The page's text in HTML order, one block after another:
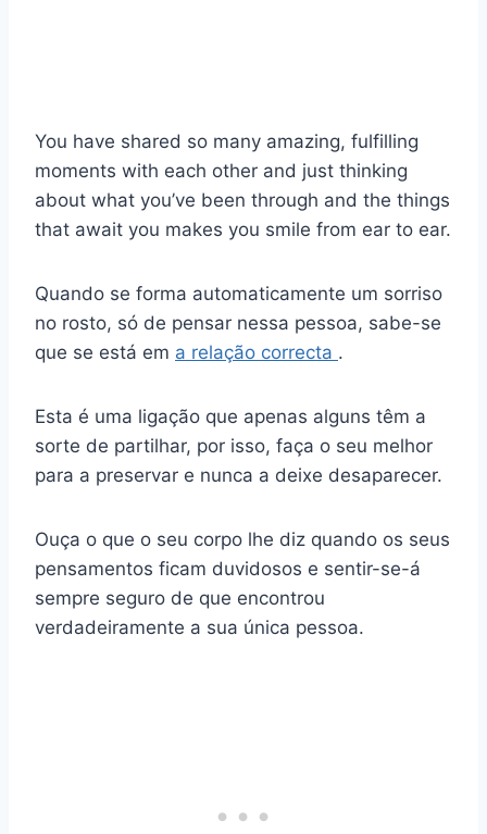
You have shared so many amazing, fulfilling
moments with each other and just thinking
about what you’ve been through and the things
that await you makes you smile from ear to ear.
Quando se forma automaticamente um sorriso
no rosto, só de pensar nessa pessoa, sabe-se
que se está em a relação correcta .
Esta é uma ligação que apenas alguns têm a
sorte de partilhar, por isso, faça o seu melhor
para a preservar e nunca a deixe desaparecer.
Ouça o que o seu corpo lhe diz quando os seus
pensamentos ficam duvidosos e sentir-se-á
sempre seguro de que encontrou
verdadeiramente a sua única pessoa.